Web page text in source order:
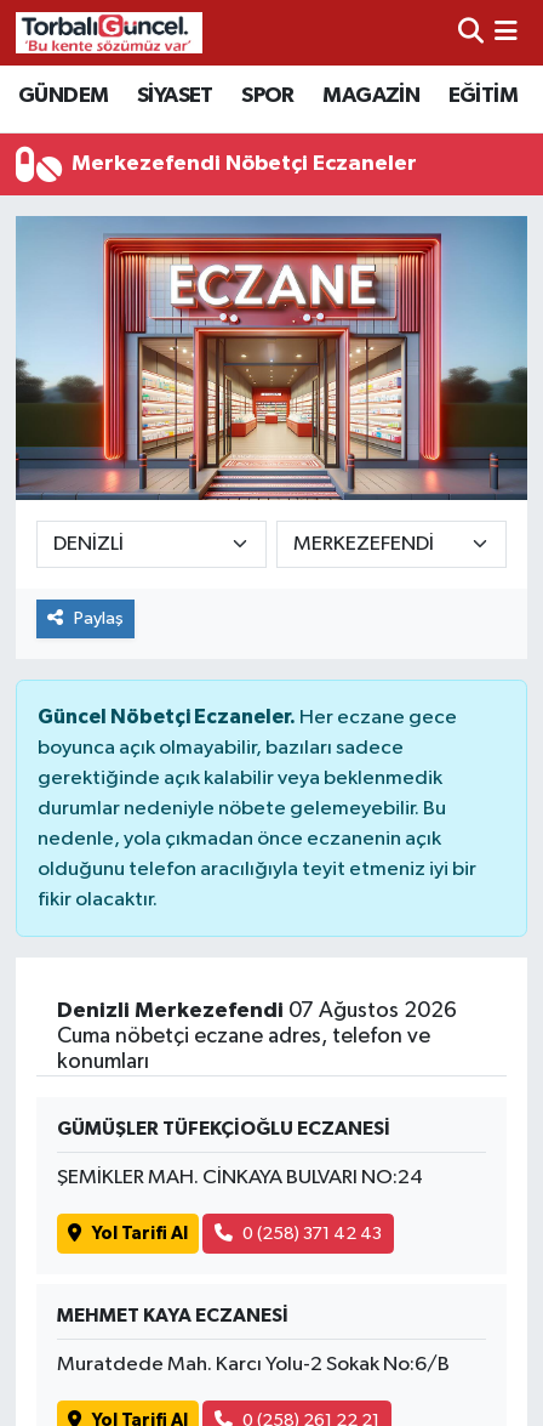
GÜNDEM SİYASET SPOR MAGAZİN EĞİTİM
Merkezefendi Nöbetçi Eczaneler
Paylaş
Güncel Nöbetçi Eczaneler. Her eczane gece
boyunca açık olmayabilir, bazıları sadece
gerektiğinde açık kalabilir veya beklenmedik
durumlar nedeniyle nöbete gelemeyebilir. Bu
nedenle, yola çıkmadan önce eczanenin açık
olduğunu telefon aracılığıyla teyit etmeniz iyi bir
fikir olacaktır.
Denizli Merkezefendi 07 Ağustos 2026
Cuma nöbetçi eczane adres, telefon ve
konumları
GÜMÜŞLER TÜFEKÇİOĞLU ECZANESİ
ŞEMİKLER MAH. CİNKAYA BULVARI NO:24
Yol Tarifi Al 0 (258) 371 42 43
MEHMET KAYA ECZANESİ
Muratdede Mah. Karcı Yolu-2 Sokak No:6/B
Yol Tarifi Al 0 (258) 261 22 21
İzmir Nöbetçi Eczaneler
İzmir Hava Durumu
İzmir Namaz Vakitleri
İzmir Trafik Yoğunluk Haritası
Süper Lig Puan Durumu ve Fikstür
Tüm Manşetler
Son Dakika Haberleri
Haber Arşivi